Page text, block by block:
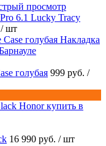
просмотр
6.1 Lucky Tracy
/ шт
голубая 999 руб. /
16 990 руб. / шт